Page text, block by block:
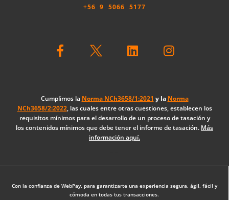
+56 9 5066 5177
a
o
o
k
i
d
i
n
n
g
r
a
Cumplimos la Norma NCh3658/1:2021 y la Norma
NCh3658/2:2022, las cuales entre otras cuestiones, establecen los
requisitos mínimos para el desarrollo de un proceso de tasación y
los contenidos mínimos que debe tener el informe de tasación. Más
información aquí.
Con la confianza de WebPay, para garantizarte una experiencia segura, ágil, fácil y
cómoda en todas tus transacciones.